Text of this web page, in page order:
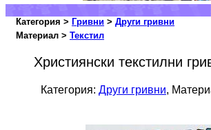
Категория > Гривни > Други гривни
Материал > Текстил
Християнски текстилни
Категория: Други гривни,